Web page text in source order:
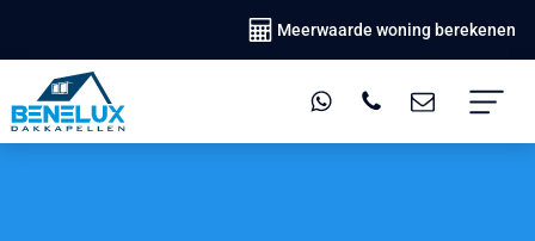
Meerwaarde woning berekenen